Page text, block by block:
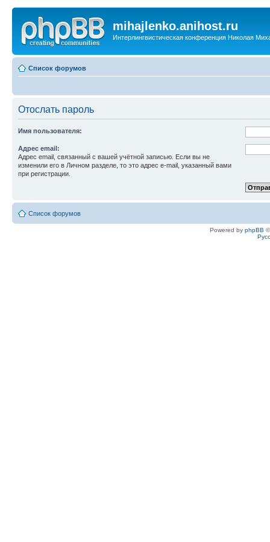
mihajlenko.anihost.ru
Интерлингвистическая конференция Николая
Список форумов
Отослать пароль
Имя пользователя:
Адрес email:
Адрес email, связанный с вашей учётной записью. Если вы не
изменили его в Личном разделе, то это адрес e-mail, указанный вами
при регистрации.
Список форумов
Powered by phpBB